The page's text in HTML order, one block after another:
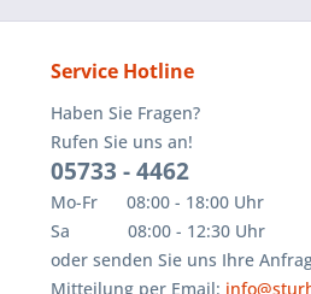
Service Hotline
Haben Sie Fragen?
Rufen Sie uns an!
05733 - 4462
Mo-Fr 08:00 - 18:00 Uhr
Sa 08:00 - 12:30 Uhr
oder senden Sie uns Ihre
Mitteilung per Email: